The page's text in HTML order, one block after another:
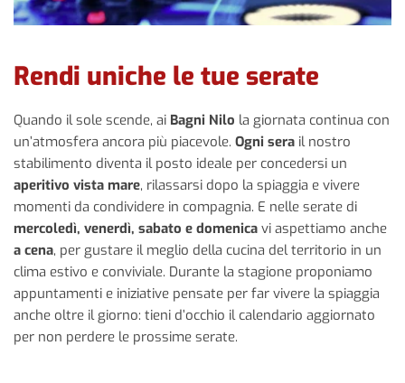
Rendi uniche le tue serate
Quando il sole scende, ai Bagni Nilo la giornata continua con
un’atmosfera ancora più piacevole. Ogni sera il nostro
stabilimento diventa il posto ideale per concedersi un
aperitivo vista mare, rilassarsi dopo la spiaggia e vivere
momenti da condividere in compagnia. E nelle serate di
mercoledì, venerdì, sabato e domenica vi aspettiamo anche
a cena, per gustare il meglio della cucina del territorio in un
clima estivo e conviviale. Durante la stagione proponiamo
appuntamenti e iniziative pensate per far vivere la spiaggia
anche oltre il giorno: tieni d’occhio il calendario aggiornato
per non perdere le prossime serate.